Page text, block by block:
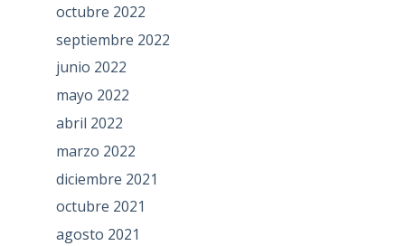
octubre 2022
septiembre 2022
junio 2022
mayo 2022
abril 2022
marzo 2022
diciembre 2021
octubre 2021
agosto 2021